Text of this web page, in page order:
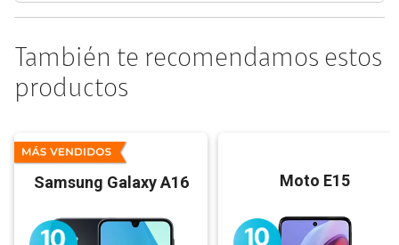
También te recomendamos estos
productos
Samsung Galaxy A16 Moto E15